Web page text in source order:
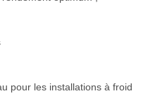
pour les installations à froid